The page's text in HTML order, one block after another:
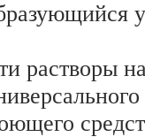
растворы